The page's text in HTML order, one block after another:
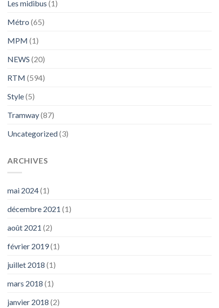
Les midibus (1)
Métro (65)
MPM (1)
NEWS (20)
RTM (594)
Style(5)
Tramway(87)
Uncategorized(3)
ARCHIVES
mai 2024(1)
décembre 2021 (1)
août 2021 (2)
février 2019(1)
juillet 2018 (1)
mars 2018 (1)
janvier 2018 (2)